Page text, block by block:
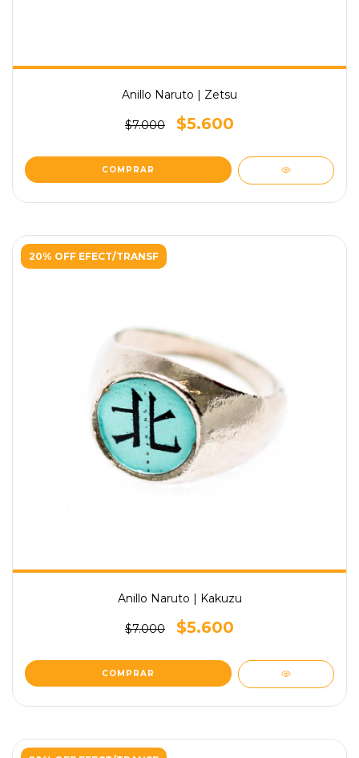
Anillo Naruto | Zetsu
$7.000 $5.600
COMPRAR
20% OFF EFECT/TRANSF
Anillo Naruto | Kakuzu
$7.000 $5.600
COMPRAR